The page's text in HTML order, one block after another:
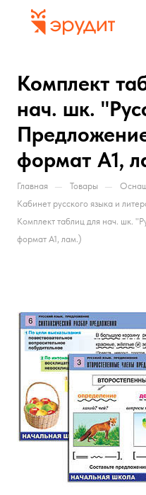
Комплект
нач. шк.
формат А1,
Главная — Товары —
Кабинет русского языка и
Комплект таблиц для нач. шк.
формат А1, лам.)